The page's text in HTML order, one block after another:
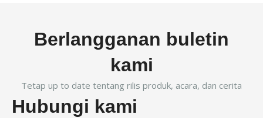
Berlangganan buletin
kami
Tetap up to date tentang rilis produk, acara, dan cerita
Hubungi kami